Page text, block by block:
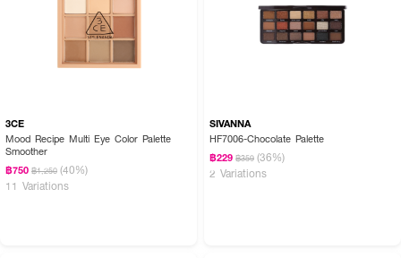
3CE
Mood Recipe Multi Eye Color Palette
Smoother
฿750 ฿1,250 (40%)
11 Variations
SIVANNA
HF7006-Chocolate Palette
฿229 ฿359 (36%)
2 Variations